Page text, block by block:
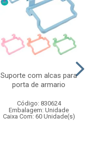
Suporte com alcas para
porta de armario
Código: 830624
Embalagem: Unidade
Caixa Com: 60 Unidade(s)